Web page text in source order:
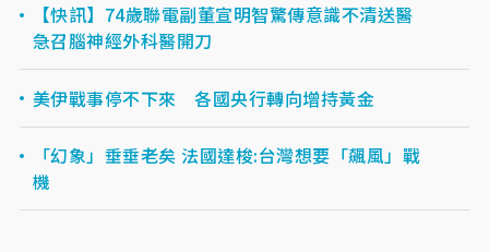
【快訊】74歲聯電副董宣明智驚傳意識不清送醫
急召腦神經外科醫開刀
美伊戰事停不下來 各國央行轉向增持黃金
「幻象」垂垂老矣 法國達梭:台灣想要「飆風」戰
機